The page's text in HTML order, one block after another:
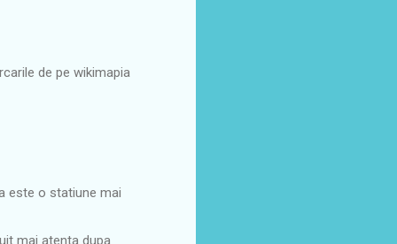
de pe wikimapia
este o statiune mai
mai atenta dupa